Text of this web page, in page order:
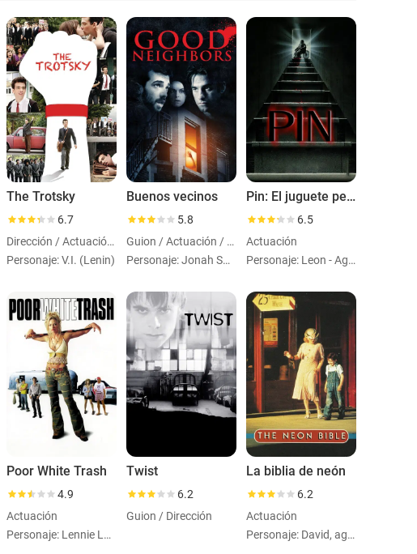
The Trotsky
6.7
Dirección / Actuación / Guion
Personaje: V.I. (Lenin)
Buenos vecinos
5.8
Guion / Actuación / Dirección
Personaje: Jonah Spiegelman
Pin: El juguete peligroso
6.5
Actuación
Personaje: Leon - Age 7
Poor White Trash
4.9
Actuación
Personaje: Lennie Lake
Twist
6.2
Guion / Dirección
La biblia de neón
6.2
Actuación
Personaje: David, aged 15